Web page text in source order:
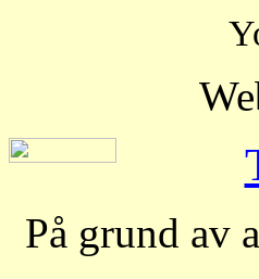
På grund av